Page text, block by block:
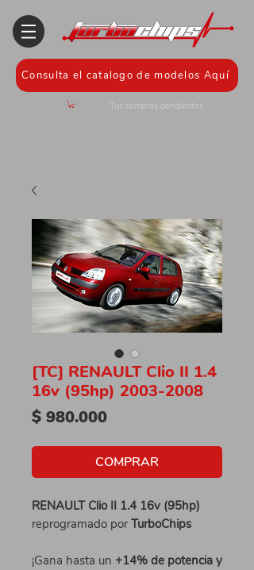
Consulta el catalogo de modelos Aquí
Tus compras pendientes
[TC] RENAULT Clio II 1.4
16v (95hp) 2003-2008
$ 980.000Precio
COMPRAR
RENAULT Clio II 1.4 16v (95hp)
reprogramado porTurboChips
¡Gana hasta un +14% de potencia y